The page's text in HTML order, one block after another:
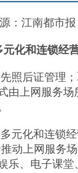
：江南都市报
元化和连锁经
照后证管理
由上网服务
元化和连锁
动上网服务
乐、电子课